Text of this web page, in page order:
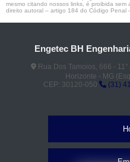
mesmo citando nossos links, é proibida
direito autoral – artigo 184 do Código Penal
Engetec BH
Rua Dos Tamoios, 666 -
Horizonte - MG
CEP: 30120-050
(31)